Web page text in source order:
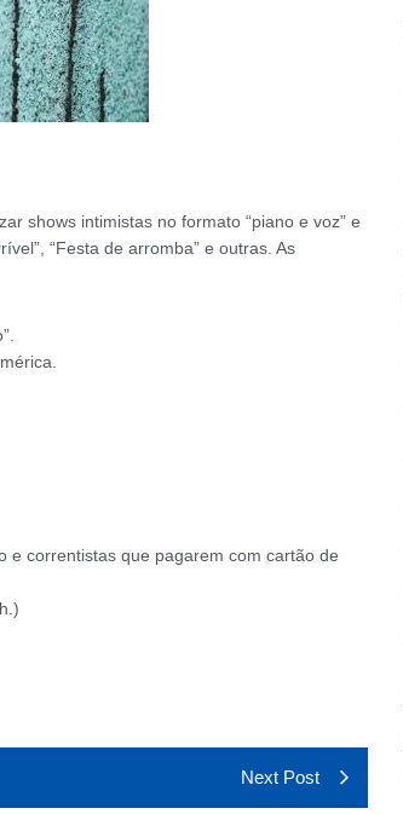
shows intimistas no formato “piano e voz” e
“Festa de arromba” e outras. As
e correntistas que pagarem com cartão de
Next Post